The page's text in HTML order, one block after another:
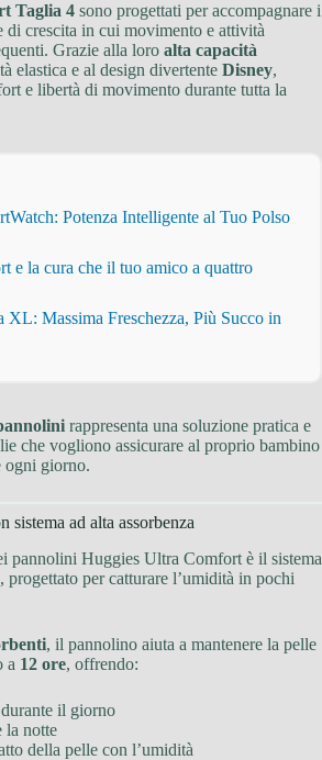
Taglia 4 sono progettati per accompagnare i
di crescita in cui movimento e attività
Grazie alla loro alta capacità
elastica e al design divertente Disney,
e libertà di movimento durante tutta la
Potenza Intelligente al Tuo Polso
e la cura che il tuo amico a quattro
XL: Massima Freschezza, Più Succo in
rappresenta una soluzione pratica e
che vogliono assicurare al proprio bambino
ogni giorno.
sistema ad alta assorbenza
pannolini Huggies Ultra Comfort è il sistema
, progettato per catturare l’umidità in pochi
, il pannolino aiuta a mantenere la pelle
a 12 ore, offrendo:
il giorno
la notte
della pelle con l’umidità